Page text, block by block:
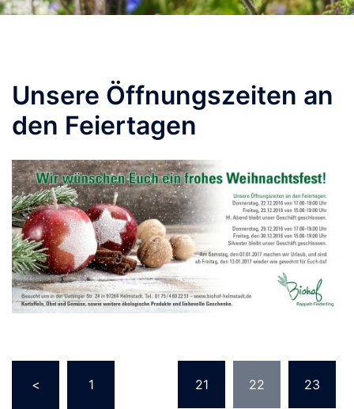
Unsere Öffnungszeiten an
den Feiertagen
< 1 21 22 23